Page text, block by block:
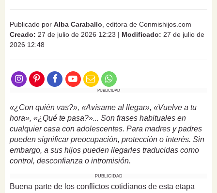
Publicado por Alba Caraballo, editora de Conmishijos.com
Creado: 27 de julio de 2026 12:23 | Modificado: 27 de julio de
2026 12:48
PUBLICIDAD
«¿Con quién vas?», «Avísame al llegar», «Vuelve a tu
hora», «¿Qué te pasa?»... Son frases habituales en
cualquier casa con adolescentes. Para madres y padres
pueden significar preocupación, protección o interés. Sin
embargo, a sus hijos pueden llegarles traducidas como
control, desconfianza o intromisión.
PUBLICIDAD
Buena parte de los conflictos cotidianos de esta etapa